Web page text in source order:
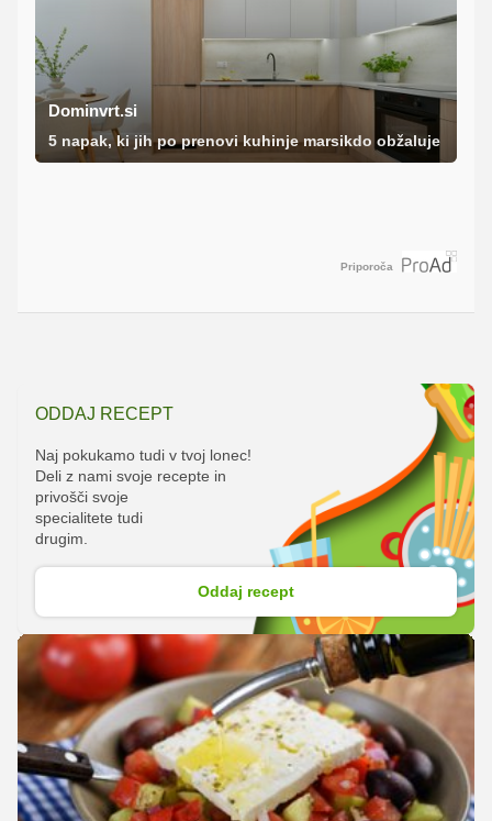
Dominvrt.si
5 napak, ki jih po prenovi kuhinje marsikdo obžaluje
Priporoča
ODDAJ RECEPT
Naj pokukamo tudi v tvoj lonec!
Deli z nami svoje recepte in
privošči svoje
specialitete tudi
drugim.
Oddaj recept